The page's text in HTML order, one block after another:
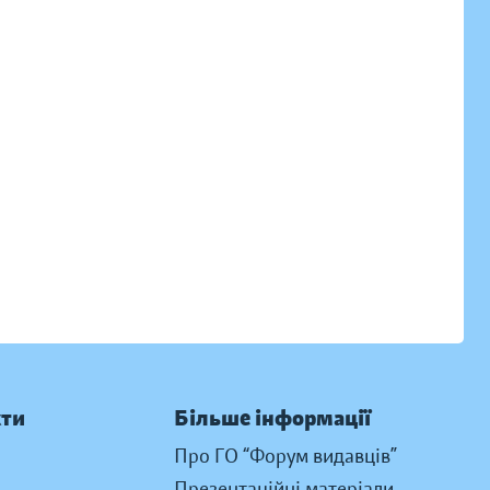
Більше інформації
Про ГО “Форум видавців”